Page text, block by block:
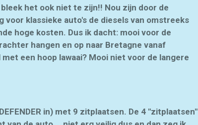
het ook niet te zijn!! Nou zijn door de
klassieke auto's de diesels van omstreeks
hoge kosten. Dus ik dacht: mooi voor de
hangen en op naar Bretagne vanaf
een hoop lawaai? Mooi niet voor de langere
in) met 9 zitplaatsen. De 4 "zitplaatsen"